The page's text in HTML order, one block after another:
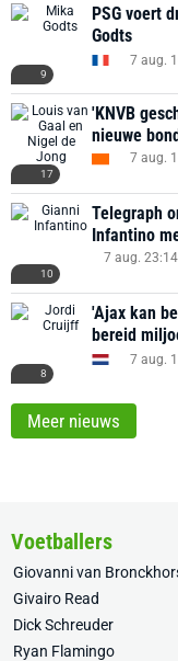
9
PSG voert
Godts
7 aug.
17
'KNVB
nieuwe
7 aug.
10
Telegraph
Infantino
7 aug. 23:14
8
'Ajax kan
bereid
7 aug.
Meer nieuws
Voetballers
Giovanni van
Givairo Read
Dick Schreuder
Ryan Flamingo